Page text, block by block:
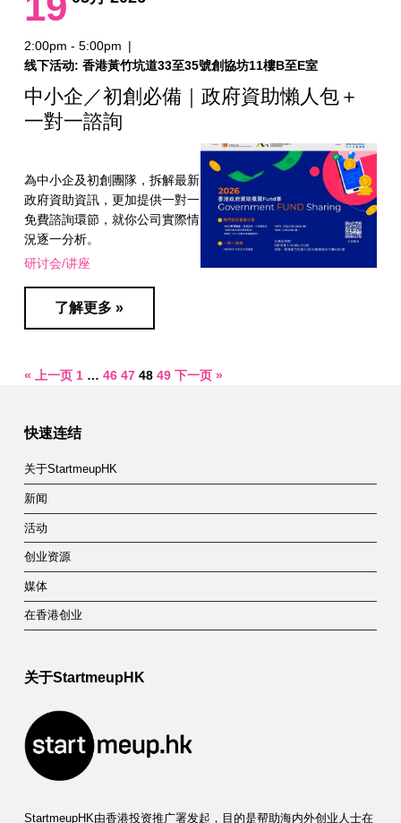
2:00pm - 5:00pm |
线下活动: 香港黃竹坑道33至35號創協坊11樓B至E室
中小企／初創必備｜政府資助懶人包＋
一對一諮詢
為中小企及初創團隊，拆解最新
政府資助資訊，更加提供一對一
免費諮詢環節，就你公司實際情
況逐一分析。
研讨会/讲座
了解更多 »
« 上一页 1 … 46 47 48 49 下一页 »
快速连结
关于StartmeupHK
新闻
活动
创业资源
媒体
在香港创业
关于StartmeupHK
StartmeupHK由香港投资推广署发起，目的是帮助海内外创业人士在